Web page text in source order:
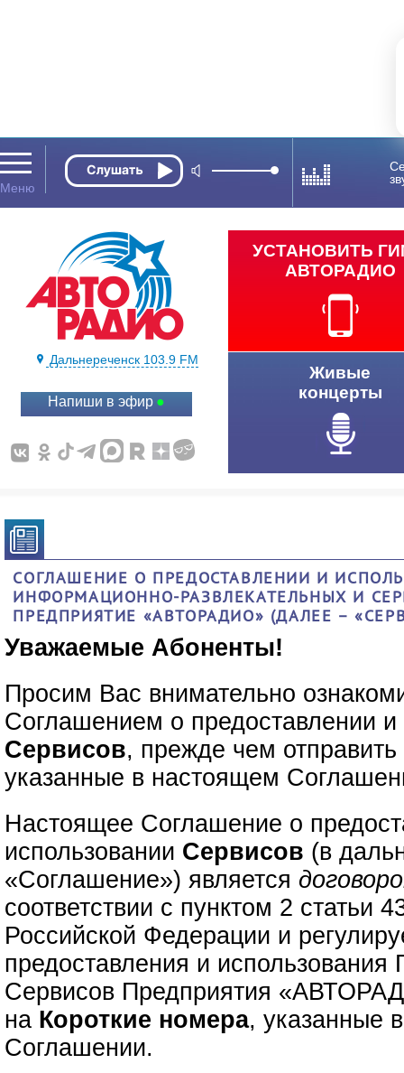
Дальнереченск 103.9 FM
Напиши в эфир
УСТАНОВИТЬ
АВТОРАДИО
Живые
концерты
СОГЛАШЕНИЕ О ПРЕДОСТАВЛЕНИИ И
ИНФОРМАЦИОННО-РАЗВЛЕКАТЕЛЬНЫХ И
ПРЕДПРИЯТИЕ «АВТОРАДИО» (ДАЛЕЕ –
Уважаемые Абоненты!
Просим Вас внимательно
Соглашением о предоставлении и
Сервисов, прежде чем
указанные в настоящем
Настоящее Соглашение о
использовании Сервисов (в
«Соглашение») является
соответствии с пунктом 2 статьи
Российской Федерации и
предоставления и использования
Сервисов Предприятия
на Короткие номера, указанные
Соглашении.